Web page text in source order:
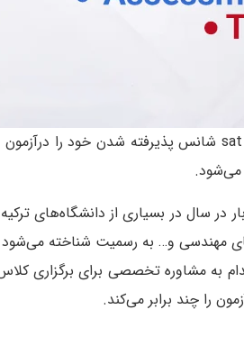
می‌شود.
این آزمون نه تنها در کشور‌های انگلیسی زبان بلکه 4
به مشاوره تخصصی برای برگزاری
را چند برابر می‌کند.